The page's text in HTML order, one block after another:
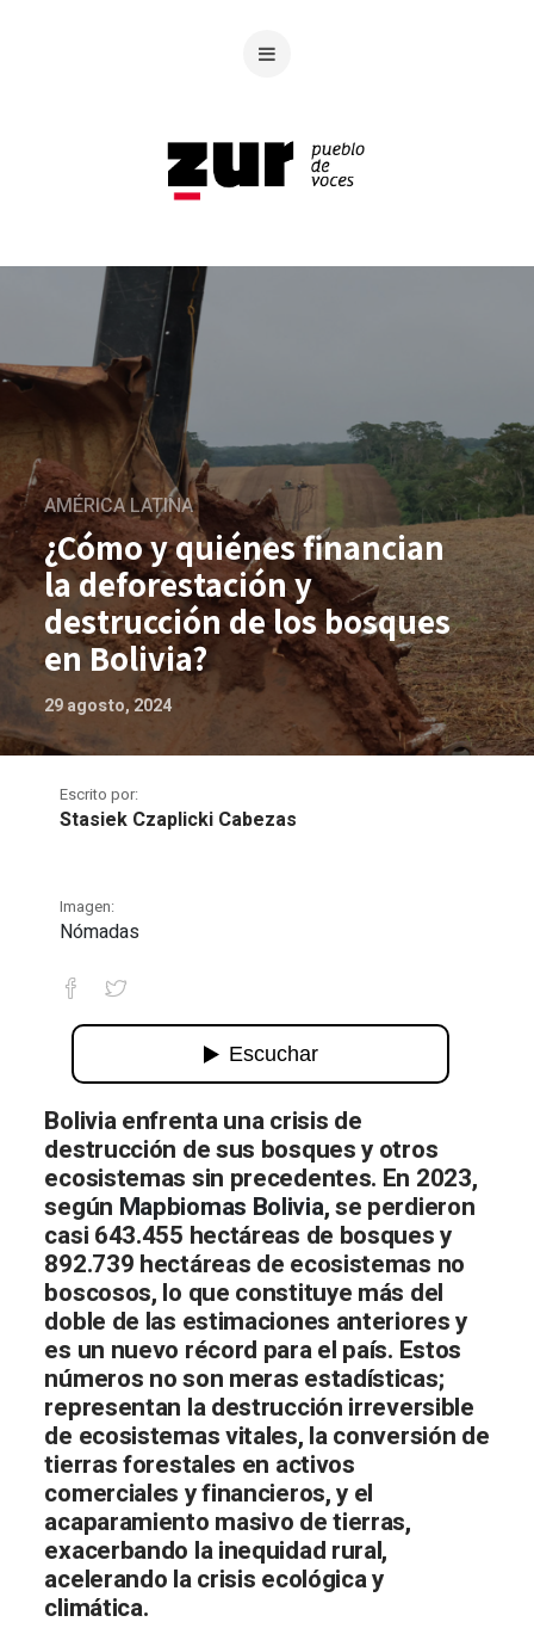
AMÉRICA LATINA
¿Cómo y quiénes financian
la deforestación y
destrucción de los bosques
en Bolivia?
29 agosto, 2024
Escrito por:
Stasiek Czaplicki Cabezas
Imagen:
Nómadas
¿Cómo y quiénes financian la
Bolivia enfrenta una crisis de
destrucción de sus bosques y otros
ecosistemas sin precedentes. En 2023,
según Mapbiomas Bolivia, se perdieron
casi 643.455 hectáreas de bosques y
892.739 hectáreas de ecosistemas no
boscosos, lo que constituye más del
doble de las estimaciones anteriores y
es un nuevo récord para el país. Estos
números no sonmeras estadísticas;
representan ladestrucción irreversible
de ecosistemas vitales, la conversión de
tierras forestales en activos
comerciales y financieros, y el
acaparamiento masivo de tierras,
exacerbando la inequidad rural,
acelerando la crisis ecológica y
climática.